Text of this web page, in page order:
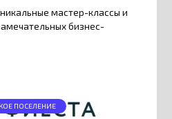
мастер-классы и
бизнес-
ПОСЕЛЕНИЕ